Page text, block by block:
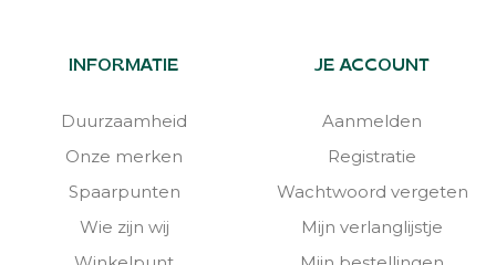
INFORMATIE
Duurzaamheid
Onze merken
Spaarpunten
Wie zijn wij
JE ACCOUNT
Aanmelden
Registratie
Wachtwoord vergeten
Mijn verlanglijstje